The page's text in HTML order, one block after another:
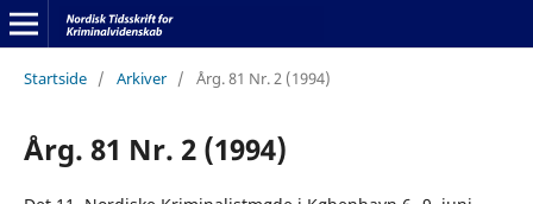
Startside / Arkiver / Årg. 81 Nr. 2 (1994)
Årg. 81 Nr. 2 (1994)